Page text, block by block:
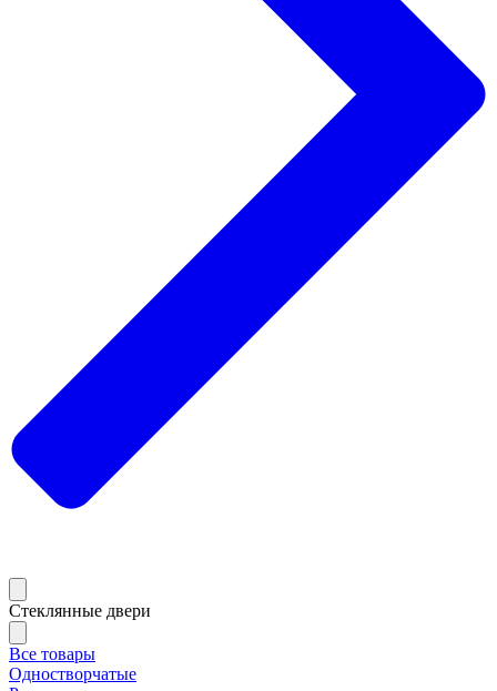
Стеклянные двери
Все товары
Одностворчатые